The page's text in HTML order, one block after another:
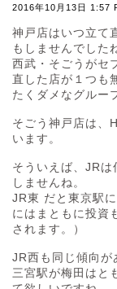
2016年10月13日 1:57
神戸店はいつ立て
もしませんでした
西武・そごうがセ
直した店が１つも
たくダメなグルー
そごう神戸店は、
います。
そういえば、JRは
しませんね。
JR東 だと東京駅
にはまともに投資
されます。）
JR西も同じ傾向が
三宮駅が梅田はと